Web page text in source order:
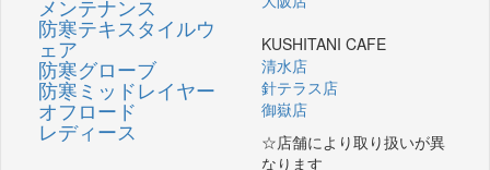
メンテナンス
防寒テキスタイルウ
ェア
防寒グローブ
防寒ミッドレイヤー
オフロード
レディース
KUSHITANI CAFE
清水店
針テラス店
御嶽店
☆店舗により取り扱いが異
なります